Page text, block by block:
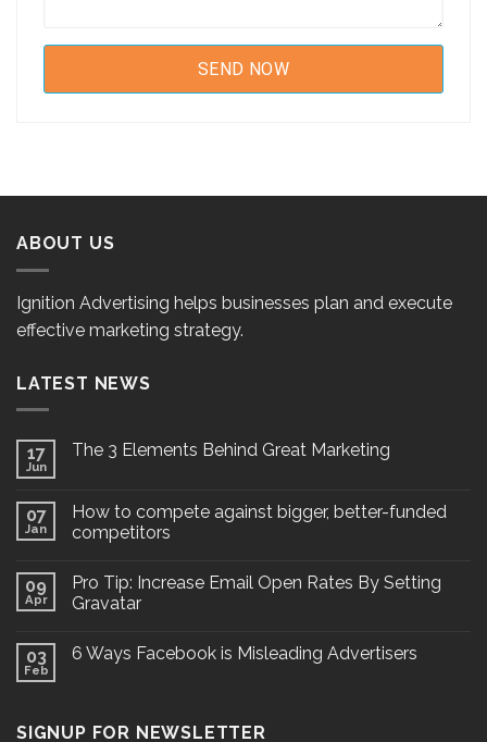
ABOUT US
Ignition Advertising helps businesses plan and execute
effective marketing strategy.
LATEST NEWS
17
Jun
The 3 Elements Behind Great Marketing
07
Jan
How to compete against bigger, better-funded
competitors
09
Apr
Pro Tip: Increase Email Open Rates By Setting
Gravatar
03
Feb
6 Ways Facebook is Misleading Advertisers
SIGNUP FOR NEWSLETTER